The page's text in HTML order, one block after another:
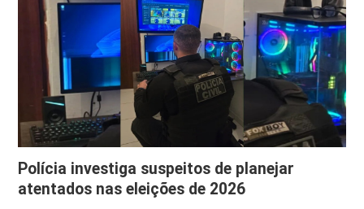
Polícia investiga suspeitos de planejar
atentados nas eleições de 2026